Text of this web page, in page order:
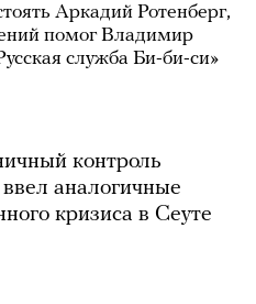
Аркадий Ротенберг,
помог Владимир
служба Би-би-си»
контроль
аналогичные
кризиса в Сеуте